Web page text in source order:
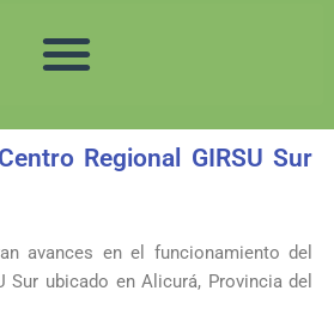
Regional GIRSU Sur
avances en el funcionamiento del
Sur ubicado en Alicurá, Provincia del